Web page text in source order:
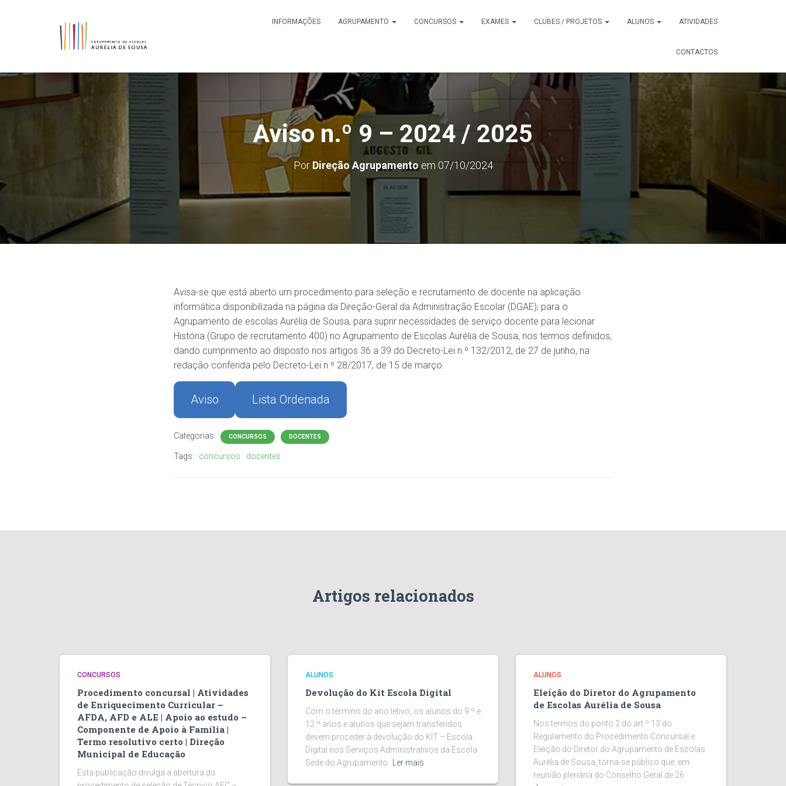
INFORMAÇÕES AGRUPAMENTO CONCURSOS EXAMES CLUBES / PROJETOS ALUNOS ATIVIDADES
CONTACTOS
Aviso n.º 9 – 2024 / 2025
Por Direção Agrupamentoem 07/10/2024
Avisa-se que está aberto um procedimento para seleção e recrutamento de docente na aplicação
informática disponibilizada na página da Direção-Geral da Administração Escolar (DGAE), para o
Agrupamento de escolas Aurélia de Sousa, para suprir necessidades de serviço docente para lecionar
História (Grupo de recrutamento 400) no Agrupamento de Escolas Aurélia de Sousa, nos termos definidos,
dando cumprimento ao disposto nos artigos 36 a 39 do Decreto-Lei n.º 132/2012, de 27 de junho, na
redação conferida pelo Decreto-Lei n.º 28/2017, de 15 de março.
Aviso Lista Ordenada
Categorias: CONCURSOS DOCENTES
Tags: concursos docentes
Artigos relacionados
CONCURSOS
Procedimento concursal | Atividades
de Enriquecimento Curricular –
AFDA, AFD e ALE | Apoio ao estudo –
Componente de Apoio à Família |
Termo resolutivo certo | Direção
Municipal de Educação
Esta publicação divulga a abertura do
ALUNOS
Devolução do Kit Escola Digital
Com o término do ano letivo, os alunos do 9.º e
12.º anos e alunos que sejam transferidos
devem proceder à devolução do KIT – Escola
Digital nos Serviços Administrativos da Escola
Sede do Agrupamento.
Ler mais
ALUNOS
Eleição do Diretor do Agrupamento
de Escolas Aurélia de Sousa
Nos termos do ponto 2 do art.º 13 do
Regulamento do Procedimento Concursal e
Eleição do Diretor do Agrupamento de Escolas
Aurélia de Sousa, torna-se público que, em
reunião plenária do Conselho Geral de 26